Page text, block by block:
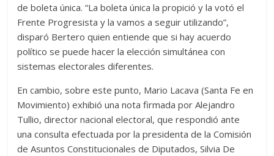
de boleta única. “La boleta única la propició y la votó el
Frente Progresista y la vamos a seguir utilizando”,
disparó Bertero quien entiende que si hay acuerdo
político se puede hacer la elección simultánea con
sistemas electorales diferentes.
En cambio, sobre este punto, Mario Lacava (Santa Fe en
Movimiento) exhibió una nota firmada por Alejandro
Tullio, director nacional electoral, que respondió ante
una consulta efectuada por la presidenta de la Comisión
de Asuntos Constitucionales de Diputados, Silvia De